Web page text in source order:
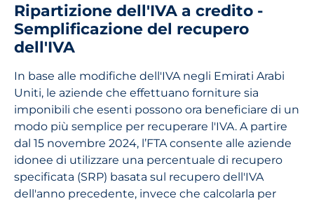
Ripartizione dell'IVA a credito -
Semplificazione del recupero
dell'IVA
In base alle modifiche dell'IVA negli Emirati Arabi
Uniti, le aziende che effettuano forniture sia
imponibili che esenti possono ora beneficiare di un
modo più semplice per recuperare l'IVA. A partire
dal 15 novembre 2024, l’FTA consente alle aziende
idonee di utilizzare una percentuale di recupero
specificata (SRP) basata sul recupero dell'IVA
dell'anno precedente, invece che calcolarla per